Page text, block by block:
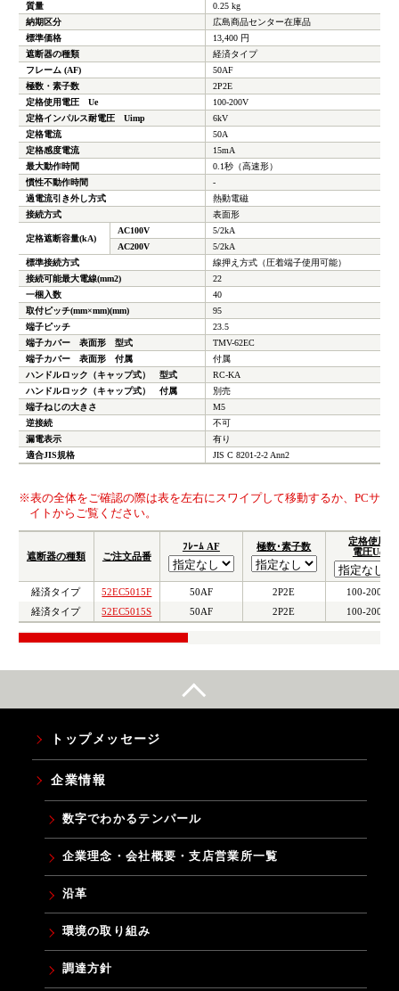
質量
0.25 kg
納期区分
広島商品センター在庫品
標準価格
13,400 円
遮断器の種類
経済タイプ
フレーム (AF)
50AF
極数・素子数
2P2E
定格使用電圧 Ue
100-200V
定格インパルス耐電圧 Uimp
6kV
定格電流
50A
定格感度電流
15mA
最大動作時間
0.1秒（高速形）
慣性不動作時間
-
過電流引き外し方式
熱動電磁
接続方式
表面形
定格遮断容量(kA)
AC100V
5/2kA
AC200V
5/2kA
標準接続方式
線押え方式（圧着端子使用可能）
接続可能最大電線(mm2)
22
一梱入数
40
取付ピッチ(mm×mm)(mm)
95
端子ピッチ
23.5
端子カバー 表面形 型式
TMV-62EC
端子カバー 表面形 付属
付属
ハンドルロック（キャップ式） 型式
RC-KA
ハンドルロック（キャップ式） 付属
別売
端子ねじの大きさ
M5
逆接続
不可
漏電表示
有り
適合JIS規格
JIS C 8201-2-2 Ann2
※表の全体をご確認の際は表を左右にスワイプして移動するか、PCサ
イトからご覧ください。
遮断器の種類 ご注文品番
ﾌﾚｰﾑ AF 極数･素子数
定格使用
電圧Ue
経済タイプ 52EC5015F 50AF 2P2E
100-200V
経済タイプ
52EC5015S 50AF 2P2E 100-200V
トップメッセージ
企業情報
数字でわかるテンパール
企業理念・会社概要・支店営業所一覧
沿革
環境の取り組み
調達方針